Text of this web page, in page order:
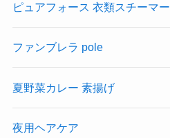
ピュアフォース 衣類スチーマー
ファンブレラ pole
夏野菜カレー 素揚げ
夜用ヘアケア